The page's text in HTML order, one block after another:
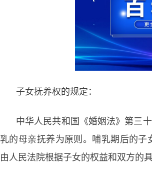
子女抚养权的规定：
中华人民共和国《婚姻法》第三
乳的母亲抚养为原则。哺乳期后的子
由人民法院根据子女的权益和双方的